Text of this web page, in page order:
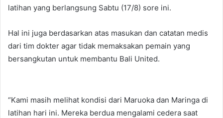
latihan yang berlangsung Sabtu (17/8) sore ini.
Hal ini juga berdasarkan atas masukan dan catatan medis
dari tim dokter agar tidak memaksakan pemain yang
bersangkutan untuk membantu Bali United.
“Kami masih melihat kondisi dari Maruoka dan Maringa di
latihan hari ini. Mereka berdua mengalami cedera saat